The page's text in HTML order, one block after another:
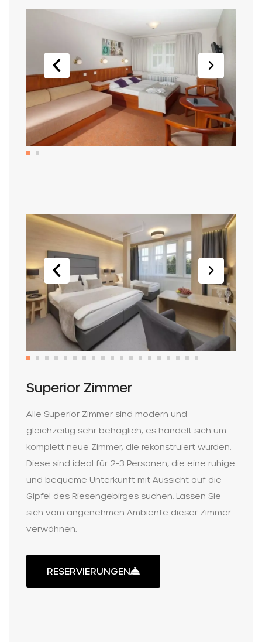
Superior Zimmer
Alle Superior Zimmer sind modern und
gleichzeitig sehr behaglich, es handelt sich um
komplett neue Zimmer, die rekonstruiert wurden.
Diese sind ideal für 2-3 Personen, die eine ruhige
und bequeme Unterkunft mit Aussicht auf die
Gipfel des Riesengebirges suchen. Lassen Sie
sich vom angenehmen Ambiente dieser Zimmer
verwöhnen.
RESERVIERUNGEN